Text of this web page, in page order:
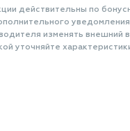
действительны по
изменять внешний
уточняйте